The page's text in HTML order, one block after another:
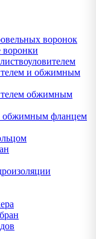
воронок
воронки
и обжимным
обжимным
обжимным фланцем